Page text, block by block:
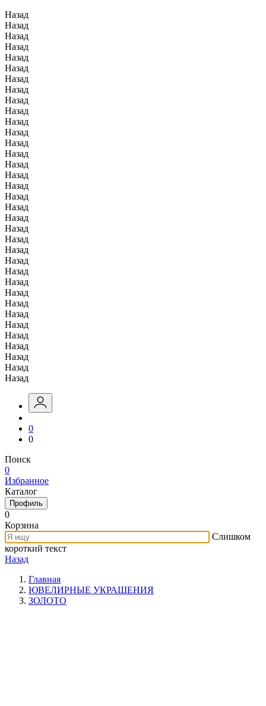
Назад
Назад
Назад
Назад
Назад
Назад
Назад
Назад
Назад
Назад
Назад
Назад
Назад
Назад
Назад
Назад
Назад
Назад
Назад
Назад
Назад
Назад
Назад
Назад
Назад
Назад
Назад
Назад
Назад
Назад
Назад
Назад
Назад
Назад
Назад
0
0
Поиск
0
Избранное
Каталог
Профиль
0
Корзина
Слишком
короткий текст
Назад
Главная
ЮВЕЛИРНЫЕ УКРАШЕНИЯ
ЗОЛОТО